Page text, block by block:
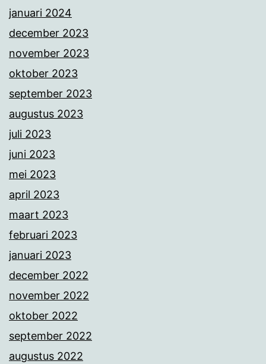
januari 2024
december 2023
november 2023
oktober 2023
september 2023
augustus 2023
juli 2023
juni 2023
mei 2023
april 2023
maart 2023
februari 2023
januari 2023
december 2022
november 2022
oktober 2022
september 2022
augustus 2022